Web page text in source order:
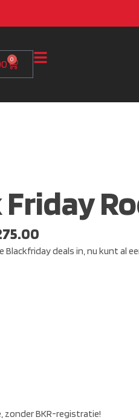
0
Friday
Blackfriday deals in, nu kunt al
zonder BKR-registratie!